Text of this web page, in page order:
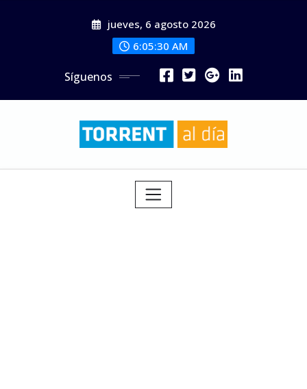
jueves, 6 agosto 2026
6:05:31 AM
Síguenos